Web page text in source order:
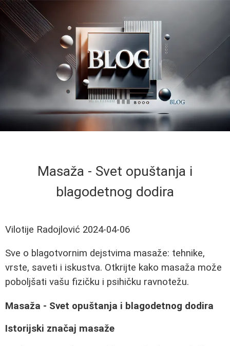
Masaža - Svet opuštanja i
blagodetnog dodira
Vilotije Radojlović 2024-04-06
Sve o blagotvornim dejstvima masaže: tehnike,
vrste, saveti i iskustva. Otkrijte kako masaža može
poboljšati vašu fizičku i psihičku ravnotežu.
Masaža - Svet opuštanja i blagodetnog dodira
Istorijski značaj masaže